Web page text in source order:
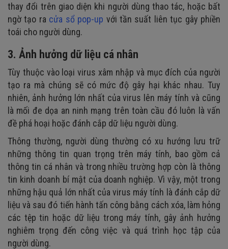
thay đổi trên giao diện khi người dùng thao tác, hoặc bất
ngờ tạo ra cửa sổ pop-up với tần suất liên tục gây phiền
toái cho người dùng.
3. Ảnh hưởng dữ liệu cá nhân
Tùy thuộc vào loại virus xâm nhập và mục đích của người
tạo ra mà chúng sẽ có mức độ gây hại khác nhau. Tuy
nhiên, ảnh hưởng lớn nhất của virus lên máy tính và cũng
là mối đe dọa an ninh mạng trên toàn cầu đó luôn là vấn
đề phá hoại hoặc đánh cắp dữ liệu người dùng.
Thông thường, người dùng thường có xu hướng lưu trữ
những thông tin quan trọng trên máy tính, bao gồm cả
thông tin cá nhân và trong nhiều trường hợp còn là thông
tin kinh doanh bí mật của doanh nghiệp. Vì vậy, một trong
những hậu quả lớn nhất của virus máy tính là đánh cắp dữ
liệu và sau đó tiến hành tấn công bằng cách xóa, làm hỏng
các tệp tin hoặc dữ liệu trong máy tính, gây ảnh hưởng
nghiêm trọng đến công việc và quá trình học tập của
người dùng.